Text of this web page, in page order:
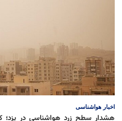
اخبار هواشناسی
هشدار سطح زرد هواشناسی در یزد؛